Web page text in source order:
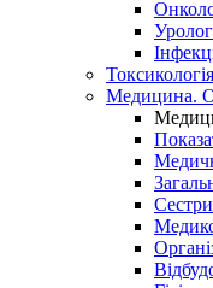
Токсикологія
Медицина.